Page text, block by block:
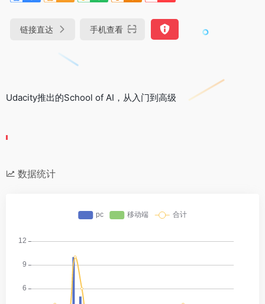
链接直达 手机查看
Udacity推出的School of AI，从入门到高级
数据统计